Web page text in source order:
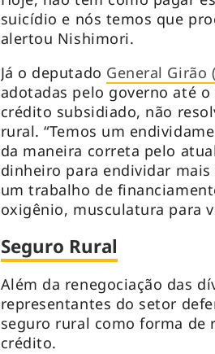
suicídio e nós temos que
alertou Nishimori.
Já o deputado General Girão
adotadas pelo governo até
crédito subsidiado, não
rural. “Temos um
da maneira correta pelo
dinheiro para endividar
um trabalho de
oxigênio, musculatura para
Seguro Rural
Além da renegociação das
representantes do setor
seguro rural como forma de
crédito.